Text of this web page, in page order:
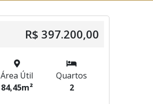
R$ 397.200,00
Área Útil
84,45m²
Quartos
2